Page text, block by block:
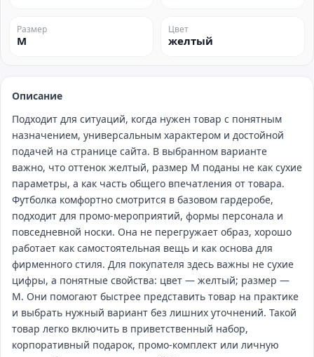
Размер
M
Цвет
желтый
Описание
Подходит для ситуаций, когда нужен товар с понятным
назначением, универсальным характером и достойной
подачей на странице сайта. В выбранном варианте
важно, что оттенок желтый, размер M поданы не как сухие
параметры, а как часть общего впечатления от товара.
Футболка комфортно смотрится в базовом гардеробе,
подходит для промо‑мероприятий, формы персонала и
повседневной носки. Она не перегружает образ, хорошо
работает как самостоятельная вещь и как основа для
фирменного стиля. Для покупателя здесь важны не сухие
цифры, а понятные свойства: цвет — желтый; размер —
M. Они помогают быстрее представить товар на практике
и выбрать нужный вариант без лишних уточнений. Такой
товар легко включить в приветственный набор,
корпоративный подарок, промо‑комплект или личную